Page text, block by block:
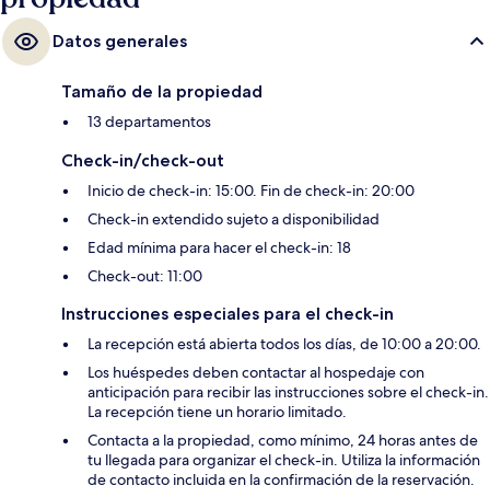
Datos generales
Tamaño de la propiedad
13 departamentos
Check-in/check-out
Inicio de check-in: 15:00. Fin de check-in: 20:00
Check-in extendido sujeto a disponibilidad
Edad mínima para hacer el check-in: 18
Check-out: 11:00
Instrucciones especiales para el check-in
La recepción está abierta todos los días, de 10:00 a 20:00.
Los huéspedes deben contactar al hospedaje con
anticipación para recibir las instrucciones sobre el check-in.
La recepción tiene un horario limitado.
Contacta a la propiedad, como mínimo, 24 horas antes de
tu llegada para organizar el check-in. Utiliza la información
de contacto incluida en la confirmación de la reservación.